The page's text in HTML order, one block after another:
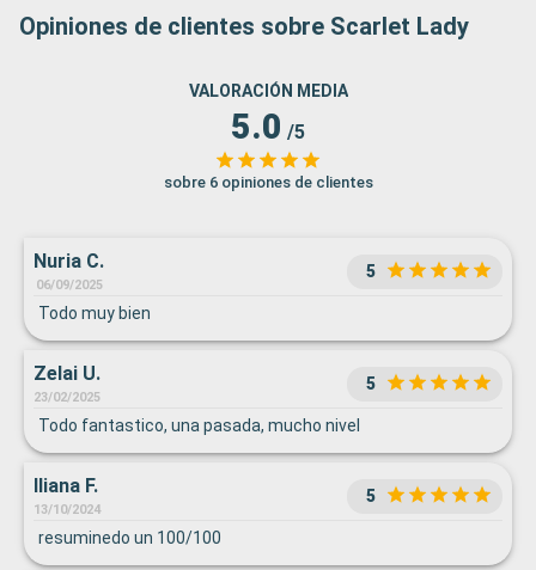
Opiniones de clientes sobre Scarlet Lady
VALORACIÓN MEDIA
5.0 /5
sobre 6 opiniones de clientes
Nuria C.
06/09/2025
5
Todo muy bien
Zelai U.
23/02/2025
5
Todo fantastico, una pasada, mucho nivel
Iliana F.
13/10/2024
5
resuminedo un 100/100